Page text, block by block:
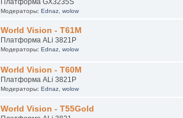
World Vision T62A LAN, T62D2, T62D3,
T62A, T62D, T62M
Модераторы:Ednaz ,wolow
World Vision - T61М
Модераторы:Ednaz ,wolow
World Vision - T60M
Модераторы:Ednaz ,wolow